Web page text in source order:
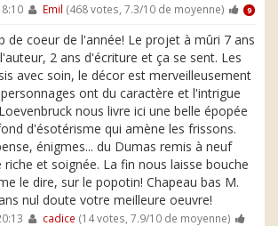
Emil (468 votes, 7.3/10 de moyenne) 9
de coeur de l'année! Le projet à mûri 7 ans
2 ans d'écriture et ça se sent. Les
avec soin, le décor est merveilleusement
ont du caractère et l'intrigue
nous livre ici une belle épopée
d'ésotérisme qui amène les frissons.
énigmes... du Dumas remis à neuf
riche et soignée. La fin nous laisse bouche
le dire, sur le popotin! Chapeau bas M.
nul doute votre meilleure oeuvre!
cadice (14 votes, 7.9/10 de moyenne)